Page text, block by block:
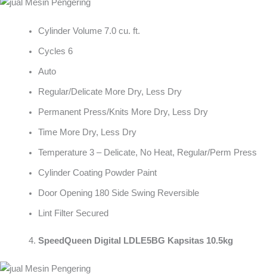
Cylinder Volume 7.0 cu. ft.
Cycles 6
Auto
Regular/Delicate More Dry, Less Dry
Permanent Press/Knits More Dry, Less Dry
Time More Dry, Less Dry
Temperature 3 – Delicate, No Heat, Regular/Perm Press
Cylinder Coating Powder Paint
Door Opening 180 Side Swing Reversible
Lint Filter Secured
SpeedQueen Digital LDLE5BG Kapsitas 10.5kg